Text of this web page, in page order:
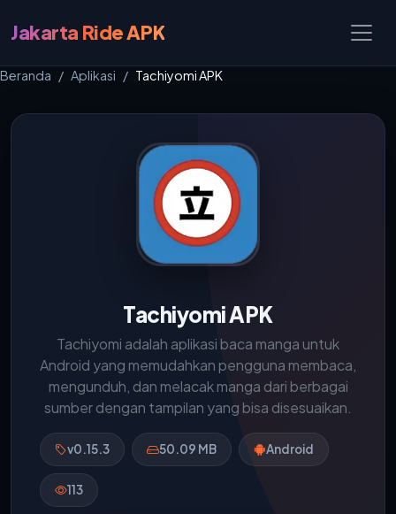
Jakarta Ride APK
Beranda Aplikasi Tachiyomi APK
Tachiyomi APK
Tachiyomi adalah aplikasi baca manga untuk
Android yang memudahkan pengguna membaca,
mengunduh, dan melacak manga dari berbagai
sumber dengan tampilan yang bisa disesuaikan.
v0.15.3 50.09 MB Android
113